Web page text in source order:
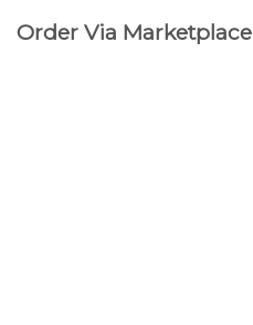
Order Via Marketplace